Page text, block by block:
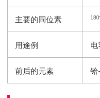
主要的同位素 180
用途例 电
前后的元素 铪